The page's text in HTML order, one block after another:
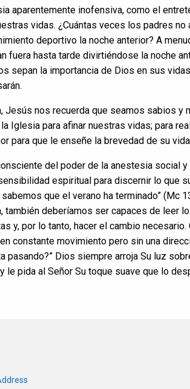
aparentemente inofensiva, como el
vidas. ¿Cuántas veces los padres
deportivo la noche anterior? A
fuera hasta tarde divirtiéndose la noche
sepan la importancia de Dios en sus
Jesús nos recuerda que seamos sabios
Iglesia para afinar nuestras vidas; para
para que le enseñe la brevedad de su
del poder de la anestesia social
espiritual para discernir lo que
que el verano ha terminado” (Mc
también deberíamos ser capaces de leer
y, por lo tanto, hacer el cambio
constante movimiento pero sin una
pasando?” Dios siempre arroja Su luz
le pida al Señor Su toque suave que lo